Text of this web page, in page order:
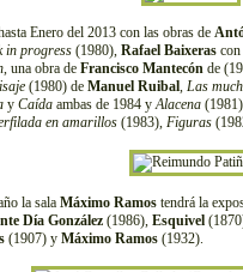
Enero del 2013 con las obras de
in progress (1980), Rafael Baixeras con
, una obra de Francisco Mantecón de
(1980) de Manuel Ruibal, Las
y Caída ambas de 1984 yAlacena
en amarillos (1983), Figuras
la sala Máximo Ramos tendrá la
Día González (1986), Esquivel
(1907) y Máximo Ramos (1932).